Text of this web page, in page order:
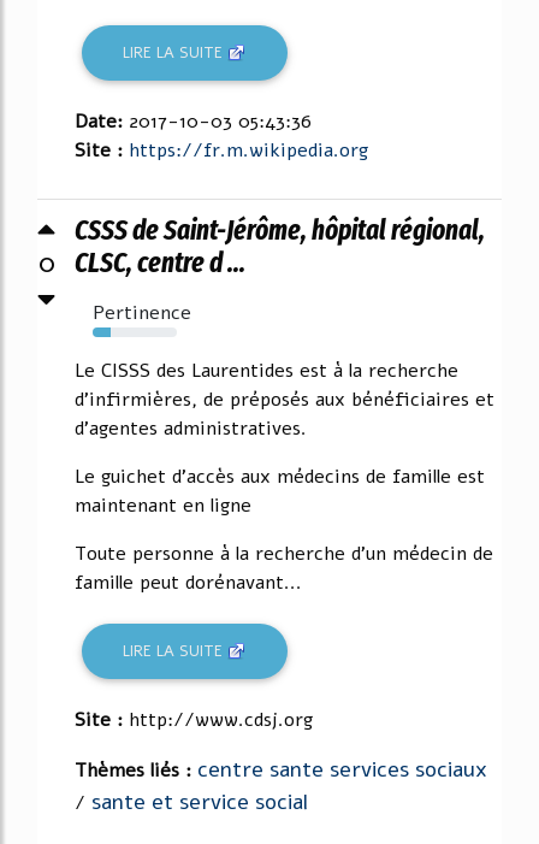
LIRE LA SUITE
Date: 2017-10-03 05:43:36
Site : https://fr.m.wikipedia.org
0
CSSS de Saint-Jérôme, hôpital régional,
CLSC, centre d ...
Pertinence
21%
Le CISSS des Laurentides est à la recherche
d'infirmières, de préposés aux bénéficiaires et
d'agentes administratives.
Le guichet d'accès aux médecins de famille est
maintenant en ligne
Toute personne à la recherche d'un médecin de
famille peut dorénavant...
LIRE LA SUITE
Site : http://www.cdsj.org
Thèmes liés : centre sante services sociaux
/ sante et service social